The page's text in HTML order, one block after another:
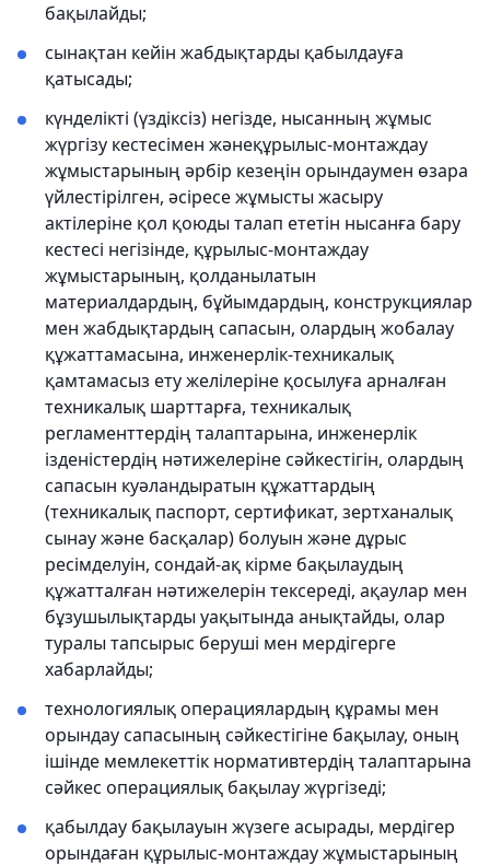
бақылайды;
сынақтан кейін жабдықтарды қабылдауға
қатысады;
күнделікті (үздіксіз) негізде, нысанның жұмыс
жүргізу кестесімен жәнеқұрылыс-монтаждау
жұмыстарының әрбір кезеңін орындаумен өзара
үйлестірілген, әсіресе жұмысты жасыру
актілеріне қол қоюды талап ететін нысанға бару
кестесі негізінде, құрылыс-монтаждау
жұмыстарының, қолданылатын
материалдардың, бұйымдардың, конструкциялар
мен жабдықтардың сапасын, олардың жобалау
құжаттамасына, инженерлік-техникалық
қамтамасыз ету желілеріне қосылуға арналған
техникалық шарттарға, техникалық
регламенттердің талаптарына, инженерлік
ізденістердің нәтижелеріне сәйкестігін, олардың
сапасын куәландыратын құжаттардың
(техникалық паспорт, сертификат, зертханалық
сынау және басқалар) болуын және дұрыс
ресімделуін, сондай-ақ кірме бақылаудың
құжатталған нәтижелерін тексереді, ақаулар мен
бұзушылықтарды уақытында анықтайды, олар
туралы тапсырыс беруші мен мердігерге
хабарлайды;
технологиялық операциялардың құрамы мен
орындау сапасының сәйкестігіне бақылау, оның
ішінде мемлекеттік нормативтердің талаптарына
сәйкес операциялық бақылау жүргізеді;
қабылдау бақылауын жүзеге асырады, мердігер
орындаған құрылыс-монтаждау жұмыстарының